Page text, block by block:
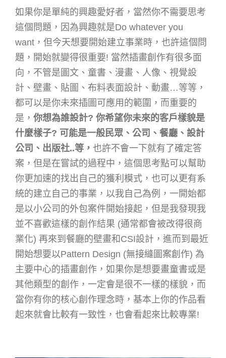
如果你是單純的興趣愛好者，當然你不需要思考
這個問題，因為興趣就是Do whatever you
want，但今天想要開始建立事業時，也許這個問
題，開始就變得很重要! 當然插畫創作有很多面
向，不管是圖文、童書、漫畫、人像、視覺設
計、壁畫、貼圖、布料表面設計、動畫…等等，
都可以是你未來插圖可應用的範圍，而重要的
是， 你想為誰設計? 你希望你未來的客戶樣貌是
什麼樣子? 可能是一般民眾、公司、餐廳、設計
公司、出版社..等， 也許不會一下就有了確定答
案，但是在嘗試的過程中，這個思考點可以幫助
你更加速的找出自己的獲利模式，也可以更有系
統的建立自己的事業，以我自己為例，一開始都
是以小公司的外包案件開始接起，但是我發現我
並不喜歡這樣的創作結果 (通常都會被改得很商
業化) 再來到餐廳的壁畫和CSI設計，進而到最近
開始想要以Pattern Design (無接縫圖案創作) 為
主要中心的插畫創作，如果你是想要畫童書或是
其他類型的創作，一定會是很不一樣的樣貌，而
當你有你的核心創作理念時，基本上你的作品看
起來就會比較有一致性，也會看起來比較專業!